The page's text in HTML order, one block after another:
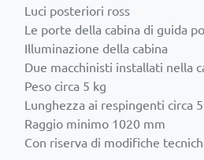
Luci posteriori ross
Le porte della cabina di guida
Illuminazione della cabina
Due macchinisti installati nella
Peso circa 5 kg
Lunghezza ai respingenti circa
Raggio minimo 1020 mm
Con riserva di modifiche